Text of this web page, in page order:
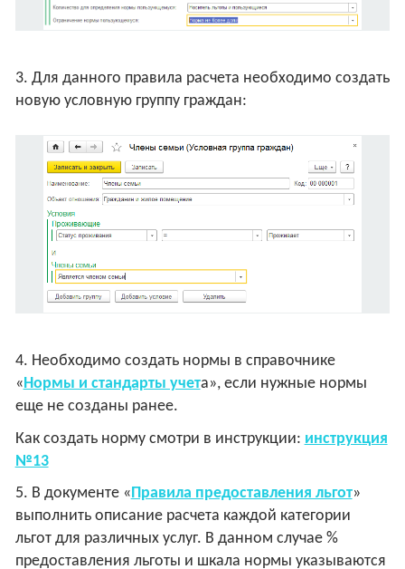
3. Для данного правила расчета необходимо создать
новую условную группу граждан:
4. Необходимо создать нормы в справочнике
«Нормы и стандарты учета», если нужные нормы
еще не созданы ранее.
Как создать норму смотри в инструкции: инструкция
№13
5. В документе «Правила предоставления льгот»
выполнить описание расчета каждой категории
льгот для различных услуг. В данном случае %
предоставления льготы и шкала нормы указываются